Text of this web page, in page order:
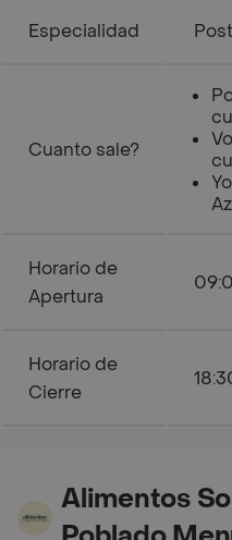
Especialidad
Cuanto sale?
Horario de
Apertura
Horario de
Cierre
Alimentos